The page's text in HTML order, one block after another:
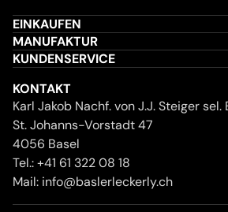
EINKAUFEN
MANUFAKTUR
KUNDENSERVICE
KONTAKT
Karl Jakob Nachf. von J.J. Steiger sel.
St. Johanns-Vorstadt 47
4056 Basel
Tel.:+41 61 322 08 18
Mail: info@baslerleckerly.ch